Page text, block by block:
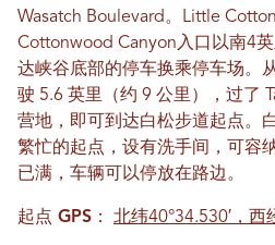
Wasatch Boulevard。Little
Cottonwood Canyon入口以南4
达峡谷底部的停车换乘停车场。
驶 5.6 英里（约 9 公里），过了
营地，即可到达白松步道起点。
繁忙的起点，设有洗手间，可容
已满，车辆可以停放在路边。
起点 GPS： 北纬40°34.530′，西